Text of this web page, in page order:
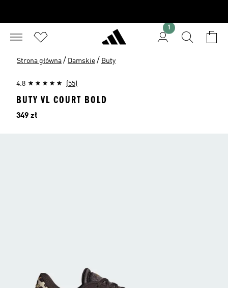
1
Strona główna / Damskie / Buty
4.8 (55)
BUTY VL COURT BOLD
Cena
349 zł